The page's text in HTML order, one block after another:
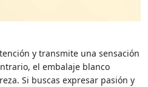
y transmite una sensación
el embalaje blanco
Si buscas expresar pasión y